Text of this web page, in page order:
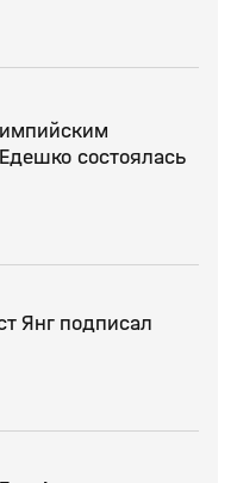
состоялась
Янг подписал